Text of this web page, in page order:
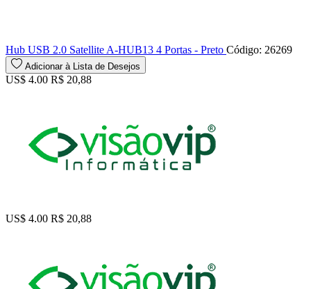
Hub USB 2.0 Satellite A-HUB13 4 Portas - Preto Código: 26269
Adicionar à Lista de Desejos
US$ 4.00 R$ 20,88
US$ 4.00 R$ 20,88